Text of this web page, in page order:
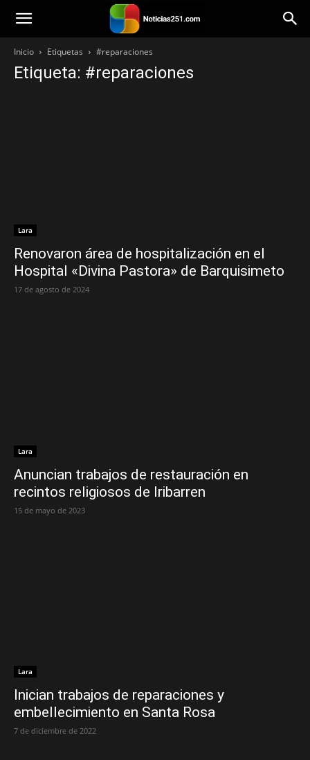
Noticias251
Inicio Etiquetas #reparaciones
Etiqueta: #reparaciones
Lara
Renovaron área de hospitalización en el
Hospital «Divina Pastora» de Barquisimeto
17 de agosto de 2024
Lara
Anuncian trabajos de restauración en
recintos religiosos de Iribarren
15 de mayo de 2023
Lara
Inician trabajos de reparaciones y
embellecimiento en Santa Rosa
7 de diciembre de 2022